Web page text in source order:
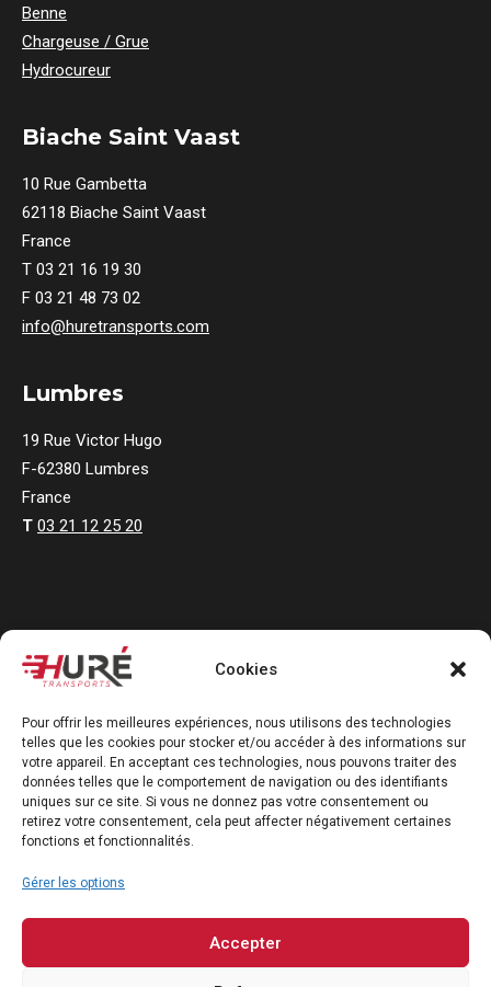
Cookies
Pour offrir les meilleures expériences, nous utilisons des technologies
telles que les cookies pour stocker et/ou accéder à des informations sur
votre appareil. En acceptant ces technologies, nous pouvons traiter des
données telles que le comportement de navigation ou des identifiants
uniques sur ce site. Si vous ne donnez pas votre consentement ou
retirez votre consentement, cela peut affecter négativement certaines
fonctions et fonctionnalités.
Gérer les options
Accepter
Benne
Chargeuse / Grue
Hydrocureur
Biache Saint Vaast
10 Rue Gambetta
62118 Biache Saint Vaast
France
T 03 21 16 19 30
F 03 21 48 73 02
info@huretransports.com
Lumbres
19 Rue Victor Hugo
F-62380 Lumbres
France
T 03 21 12 25 20
Copyright 2024 Huré Transports